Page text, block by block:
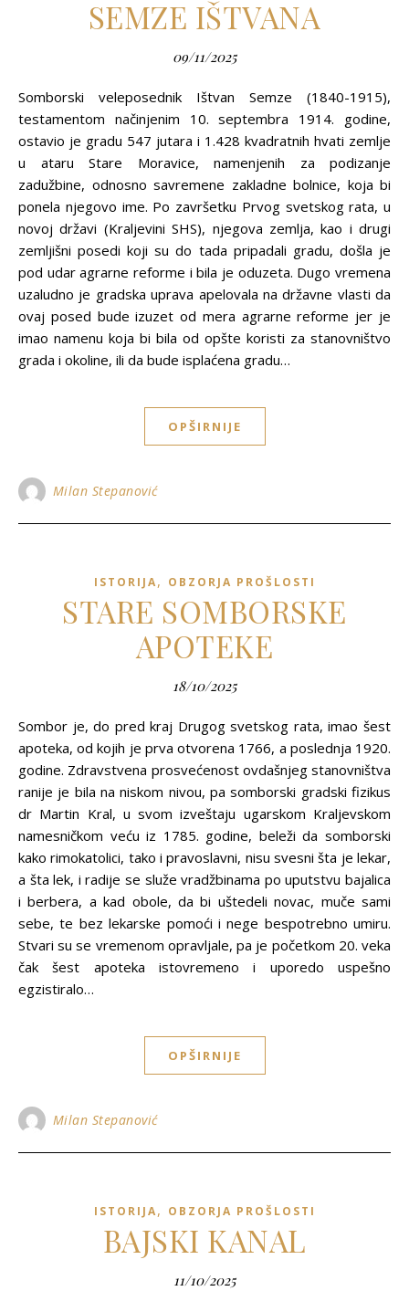
SEMZE IŠTVANA
09/11/2025
Somborski veleposednik Ištvan Semze (1840-1915),
testamentom načinjenim 10. septembra 1914. godine,
ostavio je gradu 547 jutara i 1.428 kvadratnih hvati zemlje
u ataru Stare Moravice, namenjenih za podizanje
zadužbine, odnosno savremene zakladne bolnice, koja bi
ponela njegovo ime. Po završetku Prvog svetskog rata, u
novoj državi (Kraljevini SHS), njegova zemlja, kao i drugi
zemljišni posedi koji su do tada pripadali gradu, došla je
pod udar agrarne reforme i bila je oduzeta. Dugo vremena
uzaludno je gradska uprava apelovala na državne vlasti da
ovaj posed bude izuzet od mera agrarne reforme jer je
imao namenu koja bi bila od opšte koristi za stanovništvo
grada i okoline, ili da bude isplaćena gradu…
OPŠIRNIJE
Milan Stepanović
ISTORIJA, OBZORJA PROŠLOSTI
STARE SOMBORSKE
APOTEKE
18/10/2025
Sombor je, do pred kraj Drugog svetskog rata, imao šest
apoteka, od kojih je prva otvorena 1766, a poslednja 1920.
godine. Zdravstvena prosvećenost ovdašnjeg stanovništva
ranije je bila na niskom nivou, pa somborski gradski fizikus
dr Martin Kral, u svom izveštaju ugarskom Kraljevskom
namesničkom veću iz 1785. godine, beleži da somborski
kako rimokatolici, tako i pravoslavni, nisu svesni šta je lekar,
a šta lek, i radije se služe vradžbinama po uputstvu bajalica
i berbera, a kad obole, da bi uštedeli novac, muče sami
sebe, te bez lekarske pomoći i nege bespotrebno umiru.
Stvari su se vremenom opravljale, pa je početkom 20. veka
čak šest apoteka istovremeno i uporedo uspešno
egzistiralo…
OPŠIRNIJE
Milan Stepanović
ISTORIJA, OBZORJA PROŠLOSTI
BAJSKI KANAL
11/10/2025